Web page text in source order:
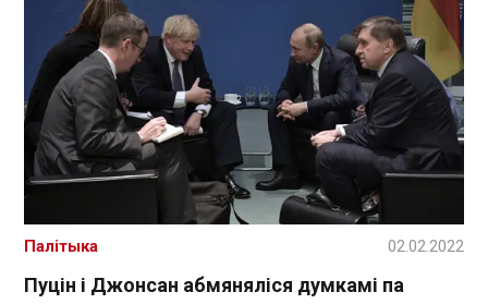
Пуцін і Джонсан абмяняліся думкамі па
Палітыка 02.02.2022